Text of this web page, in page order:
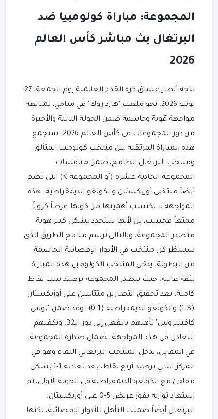
المجموعة: مباراة كولومبيا ضد
البرتغال بث مباشر كأس العالم
2026
تتجه أنظار عشاق كرة القدم العالمية يوم الجمعة، 27
يونيو 2026، نحو ملعب "هارد روك" في ميامي، لمتابعة
مواجهة قوية وحاسمة ضمن الجولة الثالثة والأخيرة
من دور المجموعات في كأس العالم 2026. ستجمع
هذه المباراة المرتقبة بين منتخب كولومبيا المتألق
ومنتخب البرتغال الطامح، ضمن منافسات
المجموعة الحادية عشرة (أو المجموعة K) التي تضم
أيضاً منتخبي أوزبكستان والكونغو الديمقراطية. هذه
المواجهة لا تكتسب أهميتها من كونها عرضاً كروياً
ممتعاً فحسب، بل لأنها ستحدد بشكل كبير هوية
متصدر المجموعة، وبالتالي ترسم ملامح الطريق الذي
سينتظر كل منتخب في الأدوار الإقصائية الحاسمة
من البطولة. يدخل المنتخب الكولومبي هذه المباراة
بثقة عالية، حيث يتصدر المجموعة برصيد ست نقاط
كاملة، بعد تحقيق انتصارين متتاليين على أوزبكستان
(3-1) والكونغو الديمقراطية (1-0). وقد ضمن "لوس
كافيتيروس" تأهلهم بالفعل إلى دور الـ32، ويكفيهم
التعادل في هذه المواجهة لضمان صدارة المجموعة.
في المقابل، يدخل المنتخب البرتغالي اللقاء وهو في
المركز الثاني برصيد أربع نقاط، بعد تعادله 1-1 بشكل
مفاجئ مع الكونغو الديمقراطية في الجولة الأولى، ثم
استعاد توازنه بفوز عريض 5-0 على أوزبكستان.
البرتغال أيضاً ضمنت التأهل للأدوار الإقصائية، لكنها